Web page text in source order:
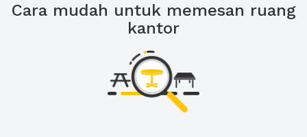
Cara mudah untuk memesan ruang
kantor